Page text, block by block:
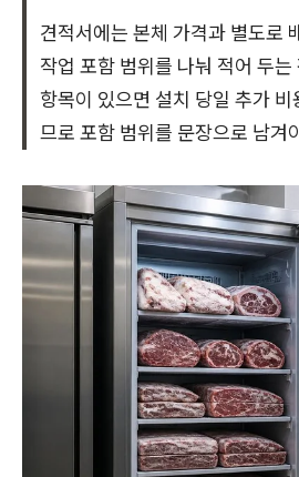
견적서에는 본체 가격과 별도로
작업 포함 범위를 나눠 적어 두
항목이 있으면 설치 당일 추가
므로 포함 범위를 문장으로 남겨